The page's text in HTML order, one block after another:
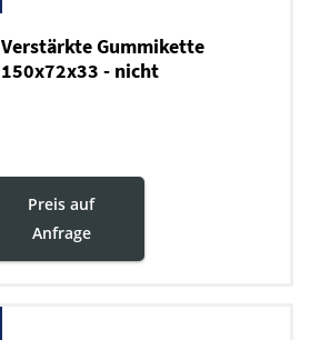
Verstärkte Gummikette
150x72x33 - nicht
Preis auf
Anfrage